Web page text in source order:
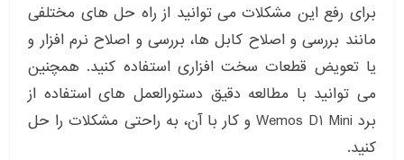
برای رفع این مشکلات می توانید از راه حل های مختلفی
مانند بررسی و اصلاح کابل ها، بررسی و اصلاح نرم افزار و
یا تعویض قطعات سخت افزاری استفاده کنید. همچنین
می توانید با مطالعه دقیق دستورالعمل های استفاده از
برد Wemos D1 Mini و کار با آن، به راحتی مشکلات را حل
کنید.